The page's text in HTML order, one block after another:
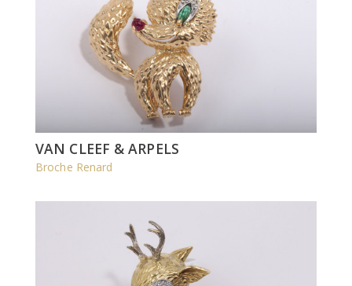
VAN CLEEF & ARPELS
Broche Renard